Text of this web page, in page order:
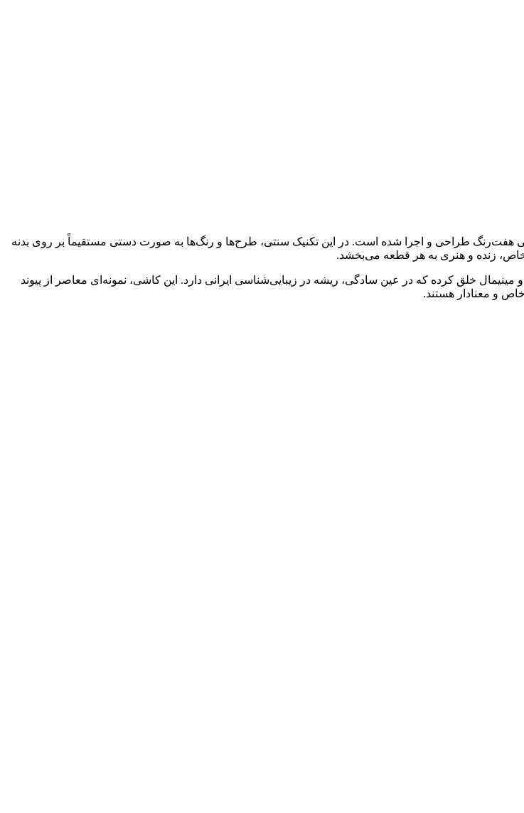
هفت‌رنگ طراحی و اجرا شده است. در این تکنیک سنتی، طرح‌ها و رنگ‌ها به صورت دستی مستقیماً بر روی بدنه
زنده و هنری به هر قطعه می‌بخشد.
خلق کرده که در عین سادگی، ریشه در زیبایی‌شناسی ایرانی دارد. این کاشی، نمونه‌ای معاصر از پیوند
و معنادار هستند.